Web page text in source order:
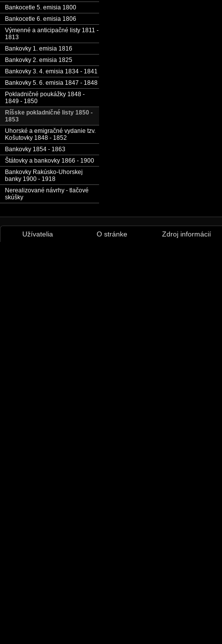
Bankocetle 5. emisia 1800
Bankocetle 6. emisia 1806
Výmenné a anticipačné listy 1811 -
1813
Bankovky 1. emisia 1816
Bankovky 2. emisia 1825
Bankovky 3. 4. emisia 1834 - 1841
Bankovky 5. 6. emisia 1847 - 1848
Pokladničné poukážky 1848 -
1849 - 1850
Ríšske pokladničné listy 1850 -
1853
Uhorské a emigračné vydanie tzv.
Košutovky 1848 - 1852
Bankovky 1854 - 1863
Štátovky a bankovky 1866 - 1900
Bankovky Rakúsko-Uhorskej
banky 1900 - 1918
Nerealizované návrhy - tlačové
skúšky
Užívatelia O stránke Zdroj informácií